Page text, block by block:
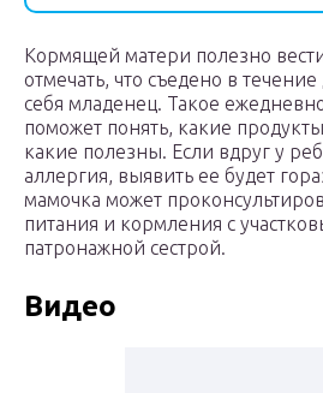
Кормящей матери полезно
отмечать, что съедено в течение
себя младенец. Такое
поможет понять, какие
какие полезны. Если вдруг у
аллергия, выявить ее будет
мамочка может
питания и кормления с
патронажной сестрой.
Видео